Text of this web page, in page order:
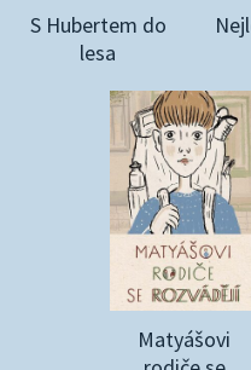
S Hubertem do
lesa
Matyášovi